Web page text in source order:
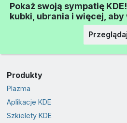
Pokaż swoją sympatię
kubki, ubrania i więcej, aby
Przeglądaj
Produkty
Plazma
Aplikacje KDE
Szkielety KDE